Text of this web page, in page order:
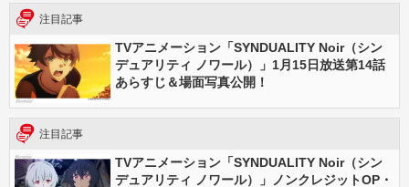
注目記事
TVアニメーション「SYNDUALITY Noir（シン
デュアリティ ノワール）」1月15日放送第14話
あらすじ＆場面写真公開！
注目記事
TVアニメーション「SYNDUALITY Noir（シン
デュアリティ ノワール）」ノンクレジットOP・